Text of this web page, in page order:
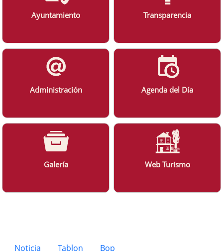
Ayuntamiento Transparencia
Administración Agenda del Día
Galería Web Turismo
Noticia Tablon Bop
Button